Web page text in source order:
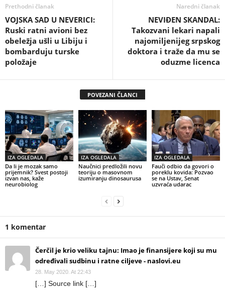
Prethodni članak
VOJSKA SAD U NEVERICI:
Ruski ratni avioni bez
obeležja ušli u Libiju i
bombarduju turske
položaje
Naredni članak
NEVIĐEN SKANDAL:
Takozvani lekari napali
najomiljenijeg srpskog
doktora i traže da mu se
oduzme licenca
POVEZANI ČLANCI
IZA OGLEDALA
Da li je mozak samo
prijemnik? Svest postoji
izvan nas, kaže
neurobiolog
IZA OGLEDALA
Naučnici predložili novu
teoriju o masovnom
izumiranju dinosaurusa
IZA OGLEDALA
Fauči odbio da govori o
poreklu kovida: Pozvao
se na Ustav, Senat
uzvraća udarac
1 komentar
Čerčil je krio veliku tajnu: Imao je finansijere koji su mu
određivali sudbinu i ratne ciljeve - naslovi.eu
28. May 2020. At 22:43
[…] Source link […]